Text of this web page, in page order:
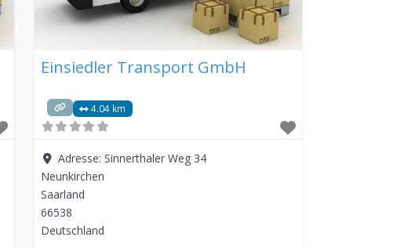
Einsiedler Transport GmbH
4.04 km
Adresse: Sinnerthaler Weg 34
Neunkirchen
Saarland
66538
Deutschland